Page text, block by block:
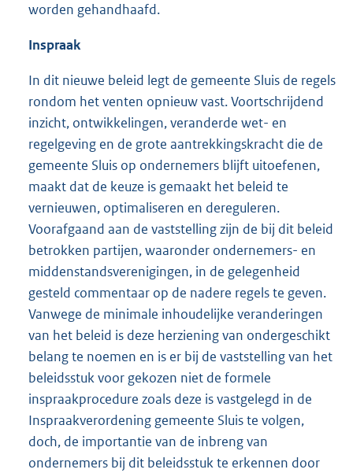
worden gehandhaafd.
Inspraak
In dit nieuwe beleid legt de gemeente Sluis de regels
rondom het venten opnieuw vast. Voortschrijdend
inzicht, ontwikkelingen, veranderde wet- en
regelgeving en de grote aantrekkingskracht die de
gemeente Sluis op ondernemers blijft uitoefenen,
maakt dat de keuze is gemaakt het beleid te
vernieuwen, optimaliseren en dereguleren.
Voorafgaand aan de vaststelling zijn de bij dit beleid
betrokken partijen, waaronder ondernemers- en
middenstandsverenigingen, in de gelegenheid
gesteld commentaar op de nadere regels te geven.
Vanwege de minimale inhoudelijke veranderingen
van het beleid is deze herziening van ondergeschikt
belang te noemen en is er bij de vaststelling van het
beleidsstuk voor gekozen niet de formele
inspraakprocedure zoals deze is vastgelegd in de
Inspraakverordening gemeente Sluis te volgen,
doch, de importantie van de inbreng van
ondernemers bij dit beleidsstuk te erkennen door